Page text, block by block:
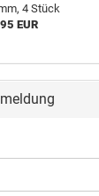
4 Stück
EUR